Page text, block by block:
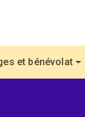
et bénévolat